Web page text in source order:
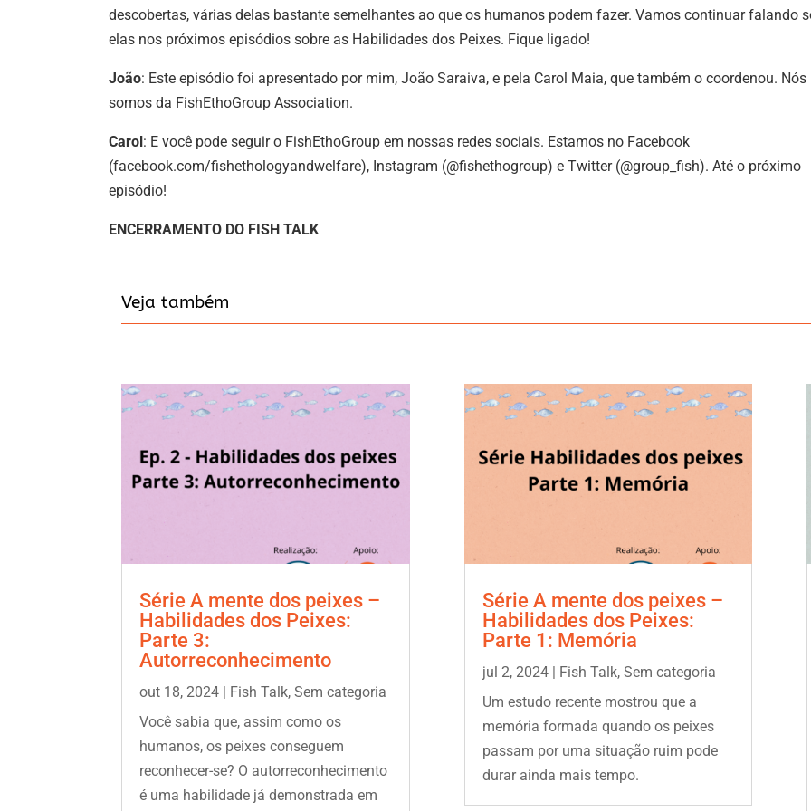
descobertas, várias delas bastante semelhantes ao que os humanos podem fazer. Vamos continuar falando
elas nos próximos episódios sobre as Habilidades dos Peixes. Fique ligado!
João: Este episódio foi apresentado por mim, João Saraiva, e pela Carol Maia, que também o coordenou. Nós
somos da FishEthoGroup Association.
Carol: E você pode seguir o FishEthoGroup em nossas redes sociais. Estamos no Facebook
(facebook.com/fishethologyandwelfare), Instagram (@fishethogroup) e Twitter (@group_fish). Até o próximo
episódio!
ENCERRAMENTO DO FISH TALK
Veja também
Série A mente dos peixes –
Habilidades dos Peixes:
Parte 3:
Autorreconhecimento
out 18, 2024 Fish Talk,Sem categoria
Você sabia que, assim como os
humanos, os peixes conseguem
reconhecer-se? O autorreconhecimento
é uma habilidade já demonstrada em
Série A mente dos peixes –
Habilidades dos Peixes:
Parte 1: Memória
jul 2, 2024| Fish Talk, Sem categoria
Um estudo recente mostrou que a
memória formada quando os peixes
passam por uma situação ruim pode
durar ainda mais tempo.